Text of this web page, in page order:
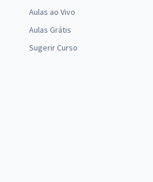
Aulas ao Vivo
Aulas Grátis
Sugerir Curso